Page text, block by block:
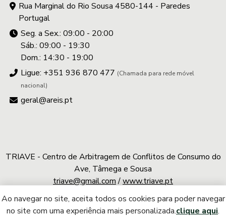
Rua Marginal do Rio Sousa 4580-144 - Paredes
Portugal
Seg. a Sex.: 09:00 - 20:00
Sáb.: 09:00 - 19:30
Dom.: 14:30 - 19:00
Ligue: +351 936 870 477 (Chamada para rede móvel
nacional)
geral@areis.pt
TRIAVE - Centro de Arbitragem de Conflitos de Consumo do
Ave, Tâmega e Sousa
triave@gmail.com/www.triave.pt
A.REIS © 2026 | Todos os direitos reservados
Ao navegar no site, aceita todos os cookies para poder navegar
no site com uma experiência mais personalizada.clique aqui.